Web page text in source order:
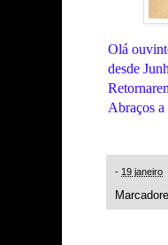
Olá
desde
Abraços a
- 19 janeiro